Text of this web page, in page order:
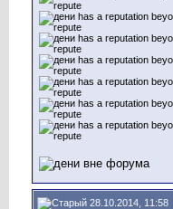
28.10.2014, 11:58